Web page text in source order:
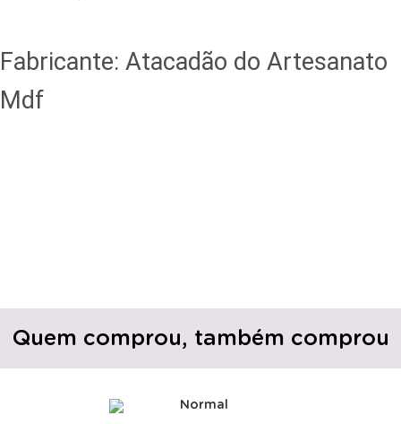
Fabricante: Atacadão do Artesanato
Mdf
Quem comprou, também comprou